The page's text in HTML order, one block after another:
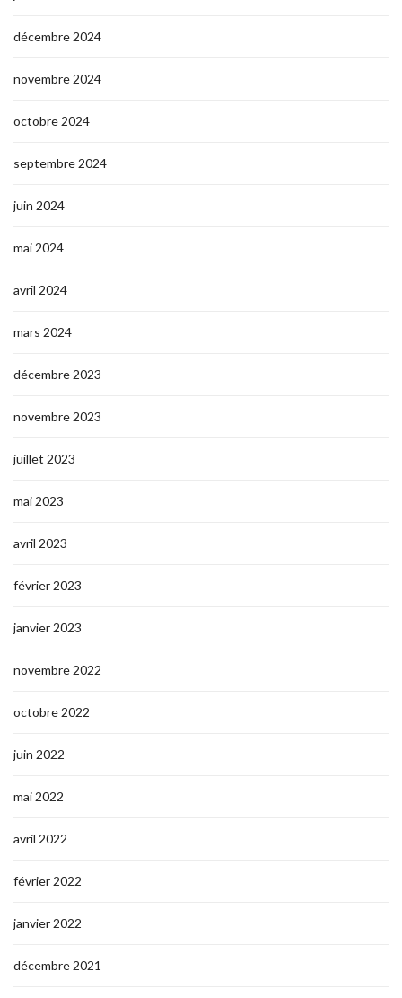
décembre 2024
novembre 2024
octobre 2024
septembre 2024
juin 2024
mai 2024
avril 2024
mars 2024
décembre 2023
novembre 2023
juillet 2023
mai 2023
avril 2023
février 2023
janvier 2023
novembre 2022
octobre 2022
juin 2022
mai 2022
avril 2022
février 2022
janvier 2022
décembre 2021